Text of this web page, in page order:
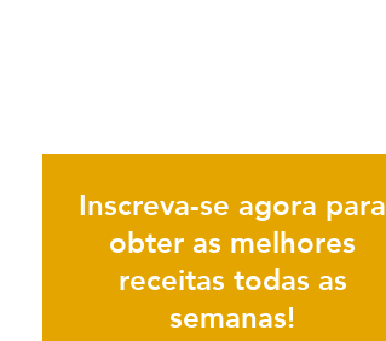
Inscreva-se agora para
obter as melhores
receitas todas as
semanas!